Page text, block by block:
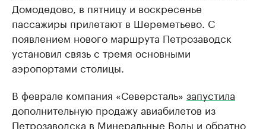
Домодедово, в пятницу и воскресенье
пассажиры прилетают в Шереметьево. С
появлением нового маршрута Петрозаводск
установил связь с тремя основными
аэропортами столицы.
В феврале компания «Северсталь» запустила
дополнительную продажу авиабилетов из
Петрозаводска в Минеральные Воды и обратно